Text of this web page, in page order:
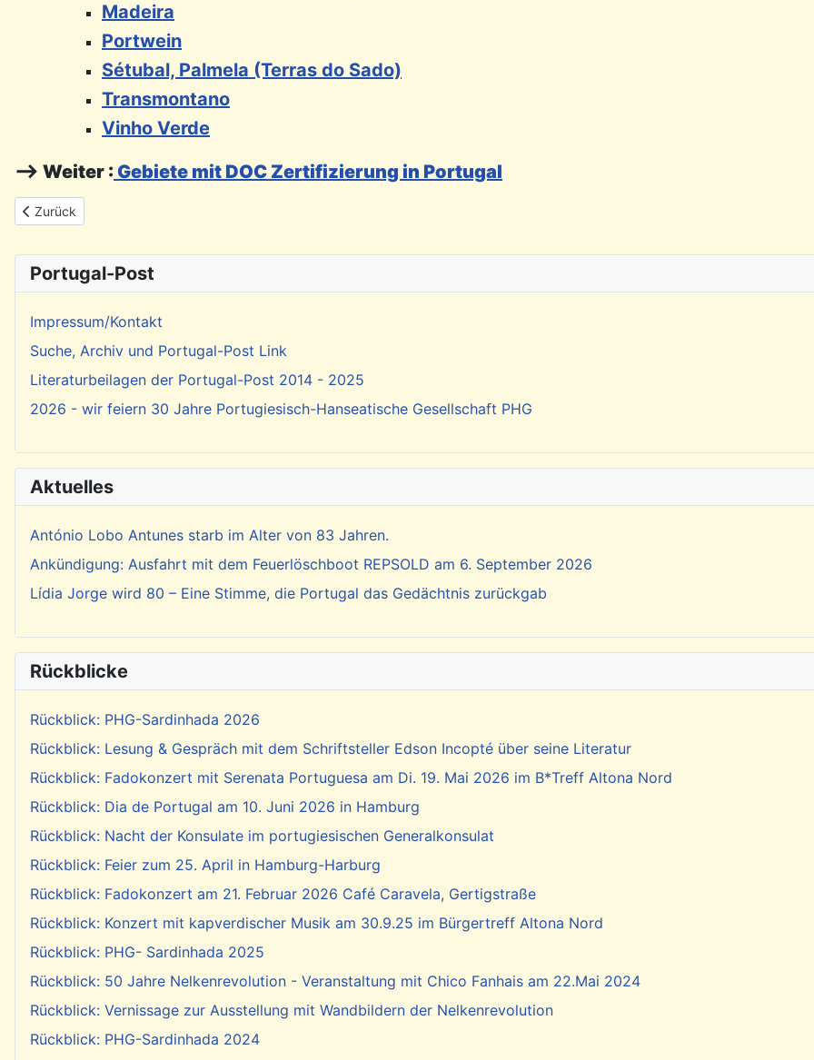
Madeira
Portwein
Sétubal, Palmela (Terras do Sado)
Transmontano
Vinho Verde
--> Weiter : Gebiete mit DOC Zertifizierung in Portugal
Vorheriger Beitrag: Olivenöl aus Portugal
Zurück
Portugal-Post
Impressum/Kontakt
Suche, Archiv und Portugal-Post Link
Literaturbeilagen der Portugal-Post 2014 - 2025
2026 - wir feiern 30 Jahre Portugiesisch-Hanseatische Gesellschaft PHG
Aktuelles
António Lobo Antunes starb im Alter von 83 Jahren.
Ankündigung: Ausfahrt mit dem Feuerlöschboot REPSOLD am 6. September 2026
Lídia Jorge wird 80 – Eine Stimme, die Portugal das Gedächtnis zurückgab
Rückblicke
Rückblick: PHG-Sardinhada 2026
Rückblick: Lesung & Gespräch mit dem Schriftsteller Edson Incopté über seine Literatur
Rückblick: Fadokonzert mit Serenata Portuguesa am Di. 19. Mai 2026 im B*Treff Altona Nord
Rückblick: Dia de Portugal am 10. Juni 2026 in Hamburg
Rückblick: Nacht der Konsulate im portugiesischen Generalkonsulat
Rückblick: Feier zum 25. April in Hamburg-Harburg
Rückblick: Fadokonzert am 21. Februar 2026 Café Caravela, Gertigstraße
Rückblick: Konzert mit kapverdischer Musik am 30.9.25 im Bürgertreff Altona Nord
Rückblick: PHG- Sardinhada 2025
Rückblick: 50 Jahre Nelkenrevolution - Veranstaltung mit Chico Fanhais am 22.Mai 2024
Rückblick: Vernissage zur Ausstellung mit Wandbildern der Nelkenrevolution
Rückblick: PHG-Sardinhada 2024